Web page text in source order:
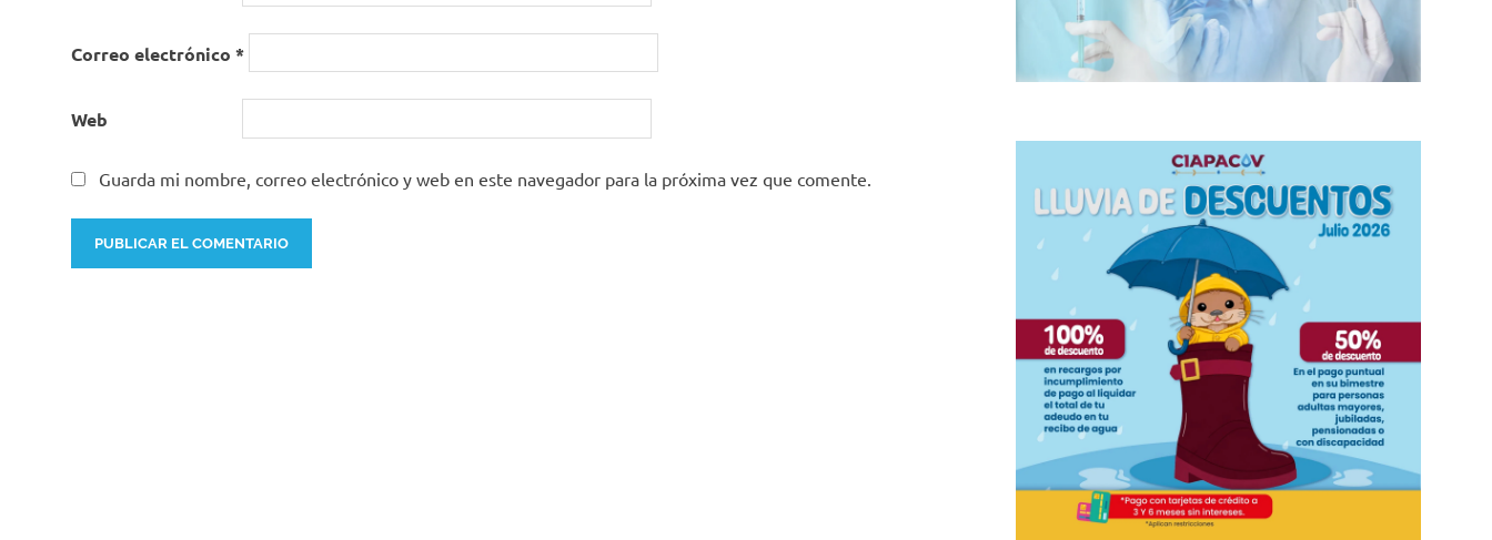
Correo electrónico *
Web
Guarda mi nombre, correo electrónico y web en este navegador para la próxima vez que comente.